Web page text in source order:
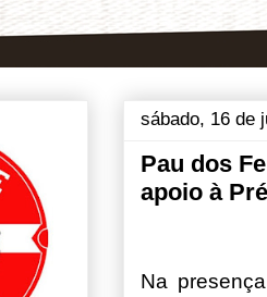
sábado, 16 de
Pau dos
apoio à
Na